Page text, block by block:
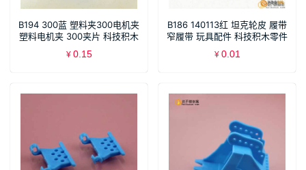
B194 300蓝 塑料夹300电机夹
塑料电机夹 300夹片 科技积木
零件
¥ 0.15
B186 140113红 坦克轮皮 履带
窄履带 玩具配件 科技积木零件
¥ 0.01